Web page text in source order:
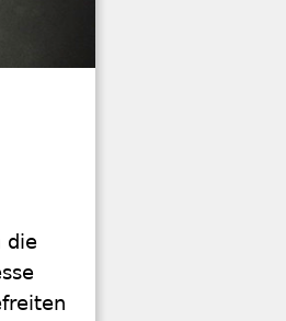
die